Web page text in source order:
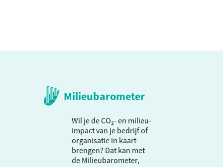
Milieubarometer
Wil je de CO₂- en milieu-
impact van je bedrijf of
organisatie in kaart
brengen? Dat kan met
de Milieubarometer,